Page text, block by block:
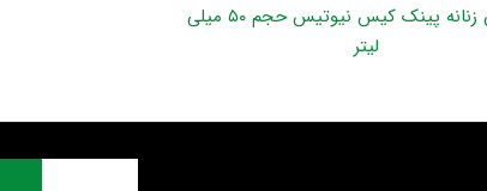
دئورولان زنانه پینک کیس نیوتیس حجم ۵۰ میلی
لیتر